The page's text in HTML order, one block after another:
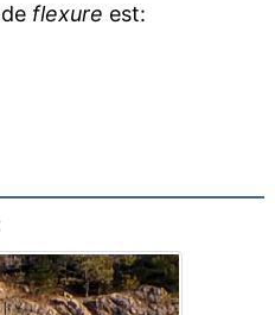
flexure est: